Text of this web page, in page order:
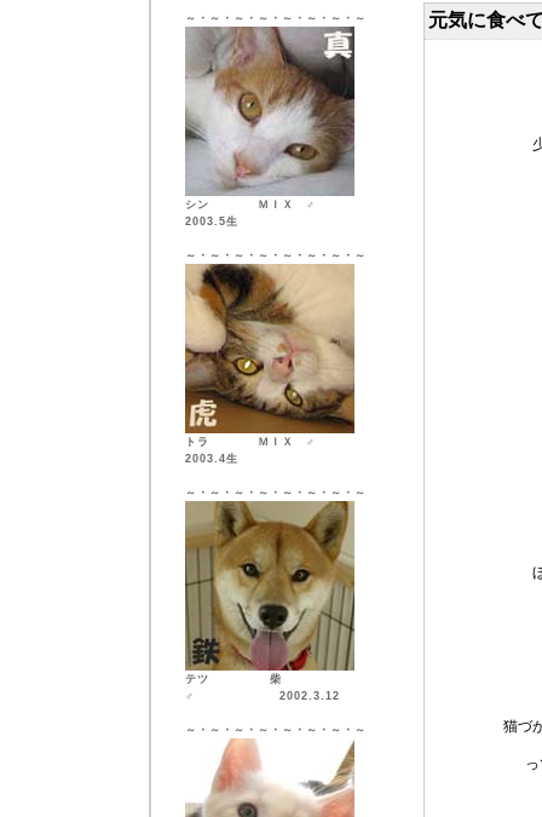
～・～・～・～・～・～・～・～
シン ＭＩＸ ♂
2003.5生
～・～・～・～・～・～・～・～
トラ ＭＩＸ ♂
2003.4生
～・～・～・～・～・～・～・～
テツ 柴
♂ 2002.3.12
～・～・～・～・～・～・～・～
元気に食べ
猫づ